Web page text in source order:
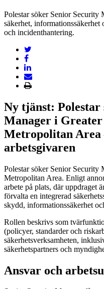
Polestar söker Senior
säkerhet,
och incidenthantering.
Ny tjänst: Polestar
Manager i
Metropolitan Area
arbetsgivaren
Polestar söker Senior Security
Metropolitan Area. Enligt
arbete på plats, där uppdraget
förvalta en integrerad
skydd, informationssäkerhet
Rollen beskrivs som
(policyer, standarder och
säkerhetsverksamheten,
säkerhetspartners och
Ansvar och